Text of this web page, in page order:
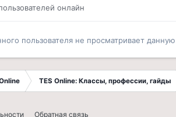
онлайн
пользователя не просматривает
TES Online: Классы, профессии, гайды
Обратная связь